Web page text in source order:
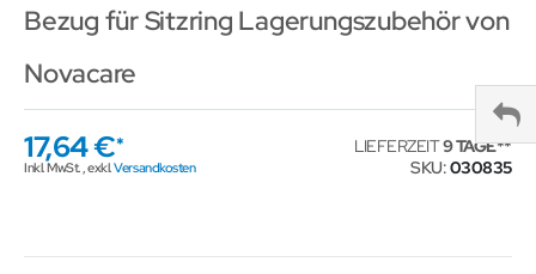
Bezug für Sitzring Lagerungszubehör von
Novacare
17,64 €
Inkl. MwSt.,exkl.Versandkosten
LIEFERZEIT9 TAGE
SKU 030835